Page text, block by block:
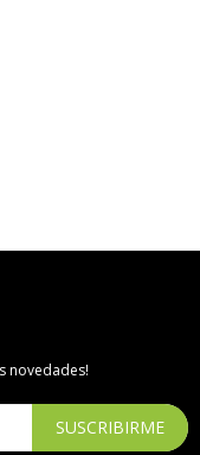
novedades!
SUSCRIBIRME